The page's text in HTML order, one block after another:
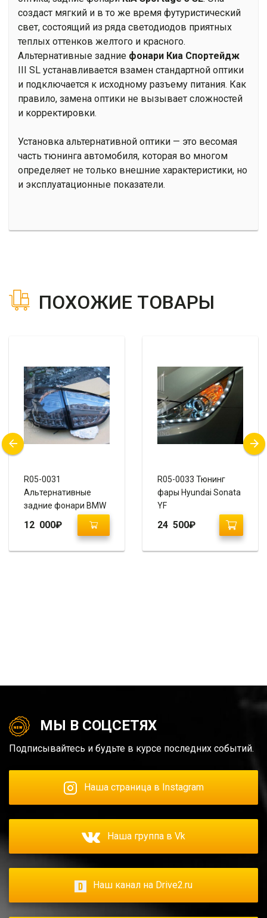
создаст мягкий и в то же время футуристический
свет, состоящий из ряда светодиодов приятных
теплых оттенков желтого и красного.
Альтернативные задние фонари Киа Спортейдж
III SL устанавливается взамен стандартной оптики
и подключается к исходному разъему питания. Как
правило, замена оптики не вызывает сложностей
и корректировки.
Установка альтернативной оптики — это весомая
часть тюнинга автомобиля, которая во многом
определяет не только внешние характеристики, но
и эксплуатационные показатели.
ПОХОЖИЕ ТОВАРЫ
R05-0031
Альтернативные
задние фонари BMW
Design на Hyundai
12 000₽
R05-0033 Тюнинг
фары Hyundai Sonata
YF
24 500₽
МЫ В СОЦСЕТЯХ
Подписывайтесь и будьте в курсе последних событий.
Наша страница в Instagram
Наша группа в Vk
Наш канал на Drive2.ru